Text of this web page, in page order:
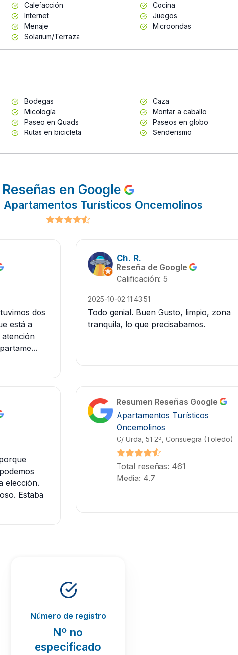
Calefacción
Cocina
Internet
Juegos
Menaje
Microondas
Solarium/Terraza
Bodegas
Caza
Micología
Montar a caballo
Paseo en Quads
Paseos en globo
Rutas en bicicleta Senderismo
Reseñas en Google
Apartamentos Turísticos Oncemolinos
dos
está a
atención
Ch. R.
Reseña de Google
Calificación: 5
2025-10-02 11:43:51
Todo genial. Buen Gusto, limpio, zona
tranquila, lo que precisabamos.
elección.
Estaba
Resumen Reseñas Google
Apartamentos Turísticos
Oncemolinos
C/ Urda, 51 2º, Consuegra (Toledo)
Total reseñas: 461
Media: 4.7
Número de registro
Nº no
especificado